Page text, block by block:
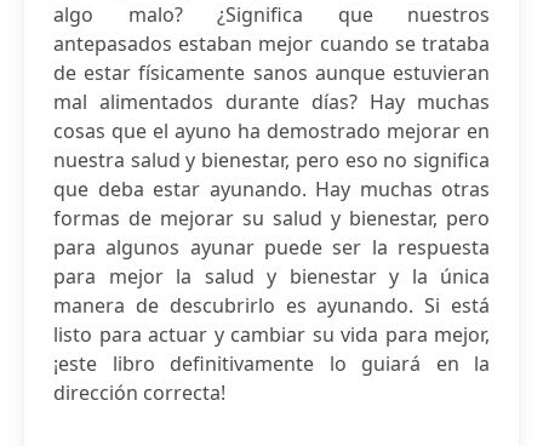
algo malo? ¿Significa que nuestros
antepasados estaban mejor cuando se trataba
de estar físicamente sanos aunque estuvieran
mal alimentados durante días? Hay muchas
cosas que el ayuno ha demostrado mejorar en
nuestra salud y bienestar, pero eso no significa
que deba estar ayunando. Hay muchas otras
formas de mejorar su salud y bienestar, pero
para algunos ayunar puede ser la respuesta
para mejor la salud y bienestar y la única
manera de descubrirlo es ayunando. Si está
listo para actuar y cambiar su vida para mejor,
¡este libro definitivamente lo guiará en la
dirección correcta!